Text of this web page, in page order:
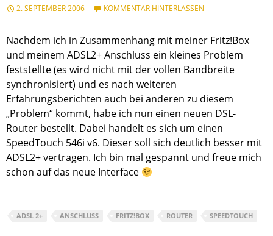
2. SEPTEMBER 2006 KOMMENTAR HINTERLASSEN
Nachdem ich in Zusammenhang mit meiner Fritz!Box
und meinem ADSL2+ Anschluss ein kleines Problem
feststellte (es wird nicht mit der vollen Bandbreite
synchronisiert) und es nach weiteren
Erfahrungsberichten auch bei anderen zu diesem
„Problem“ kommt, habe ich nun einen neuen DSL-
Router bestellt. Dabei handelt es sich um einen
SpeedTouch 546i v6. Dieser soll sich deutlich besser mit
ADSL2+ vertragen. Ich bin mal gespannt und freue mich
schon auf das neue Interface
ADSL 2+ ANSCHLUSS FRITZ!BOX ROUTER SPEEDTOUCH